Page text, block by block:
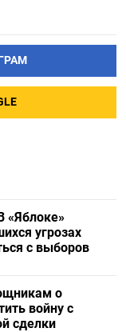
«Яблоке»
угрозах
с выборов
о
войну с
сделки